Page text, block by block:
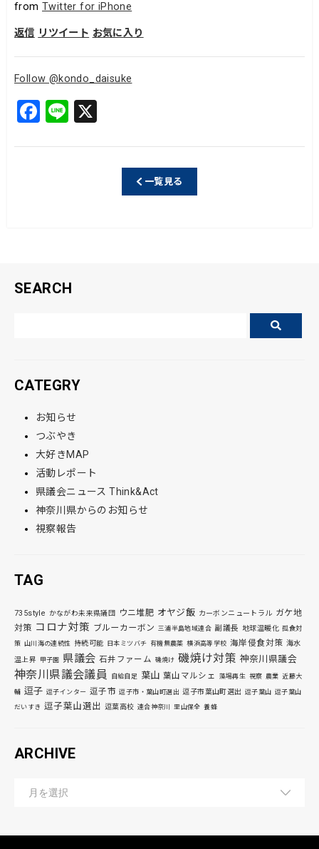
from Twitter for iPhone
返信 リツイート お気に入り
Follow @kondo_daisuke
F
c
Li
e
一覧見る
SEARCH
CATEGRY
お知らせ
つぶやき
大好きMAP
活動レポート
県議会ニュース Think&Act
神奈川県からのお知らせ
視察報告
TAG
735style かながわ未来県議団 ウニ堆肥 オヤジ飯 カーボンニュートラル ガケ地
対策 コロナ対策 ブルーカーボン 三浦半島地域連合 副議長 地球温暖化 孤食対
策 山川海の連続性 持続可能 日本ミツバチ 有機無農薬 横浜高等学校 海岸侵食対策 海水
温上昇 甲子園 県議会 石井ファーム 磯焼け 磯焼け対策 神奈川県議会
神奈川県議会議員 自給自足 葉山 葉山マルシェ 藻場再生 視察 農業 近藤大
輔 逗子 逗子インター 逗子市 逗子市・葉山町選出 逗子市葉山町選出 逗子葉山 逗子葉山
だいすき 逗子葉山選出 逗葉高校 連合神奈川 里山保全 養蜂
ARCHIVE